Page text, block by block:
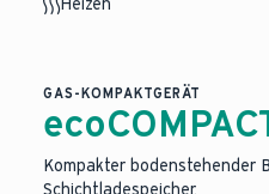
Heizen
GAS-KOMPAKTGERÄT
Kompakter bodenstehender
Schichtladespeicher.